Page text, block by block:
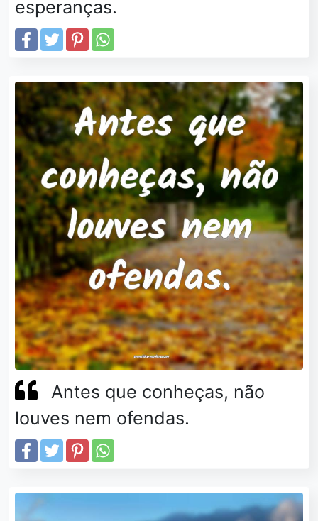
esperanças.
Antes que conheças, não
louves nem ofendas.